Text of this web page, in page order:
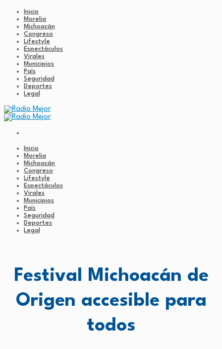
Inicio
Morelia
Michoacán
Congreso
Lifestyle
Espectáculos
Virales
Municipios
País
Seguridad
Deportes
Legal
Inicio
Morelia
Michoacán
Congreso
Lifestyle
Espectáculos
Virales
Municipios
País
Seguridad
Deportes
Legal
Festival Michoacán de
Origen accesible para
todos